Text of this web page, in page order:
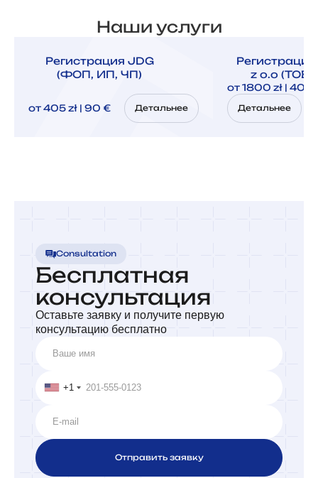
Наши услуги
Регистрация JDG
(ФОП, ИП, ЧП)
от 405 zł | 90 € Детальнее
Регистрация
z o.o (ТОВ,
от 1800 zł | 400
Детальнее
Consultation
Бесплатная
консультация
Оставьте заявку и получите первую
консультацию бесплатно
+1